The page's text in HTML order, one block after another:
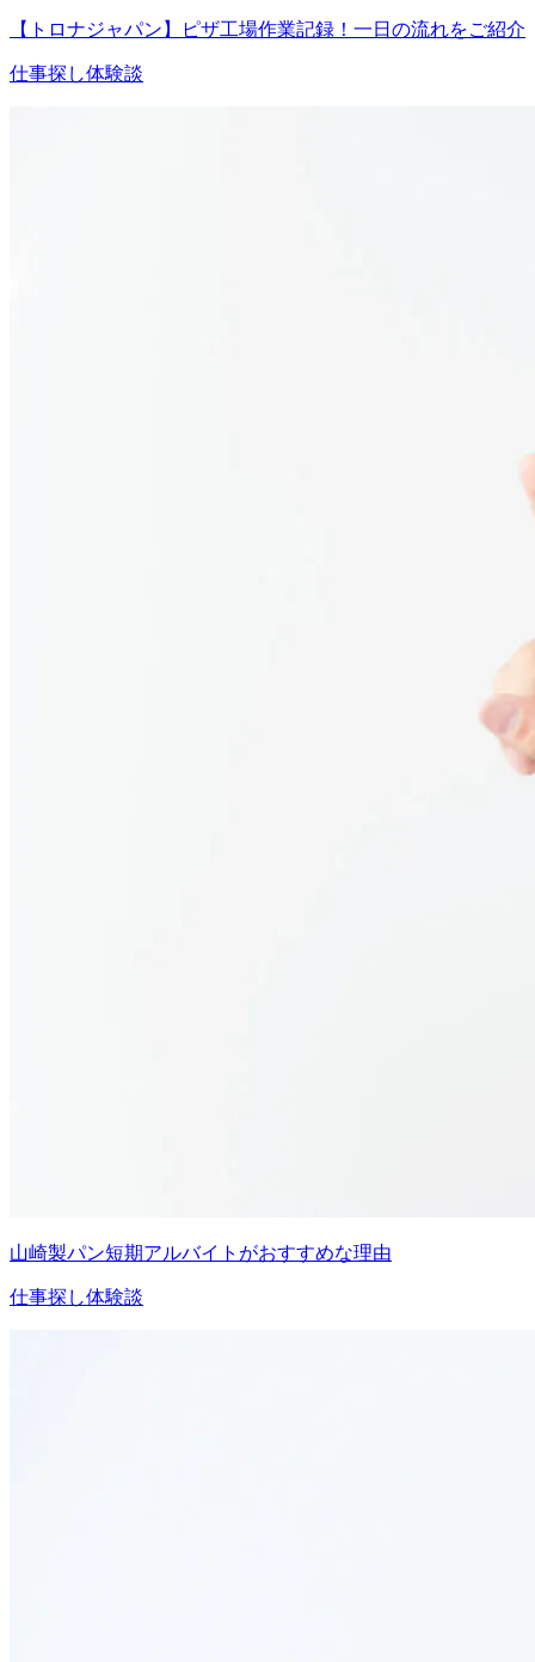
【トロナジャパン】ピザ工場作業記録！一日の流れをご紹介
仕事探し体験談
山崎製パン短期アルバイトがおすすめな理由
仕事探し体験談